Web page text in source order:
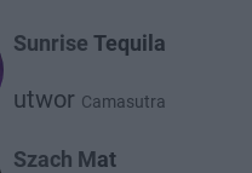
Sunrise Tequila
utwor Camasutra
Szach Mat